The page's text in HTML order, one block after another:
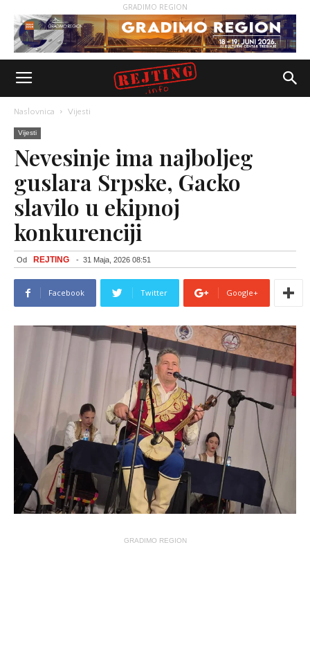
GRADIMO REGION
Naslovnica Vijesti
Vijesti
Nevesinje ima najboljeg
guslara Srpske, Gacko
slavilo u ekipnoj
konkurenciji
Od REJTING - 31 Maja, 2026 08:51
Facebook Twitter Google+
GRADIMO REGION